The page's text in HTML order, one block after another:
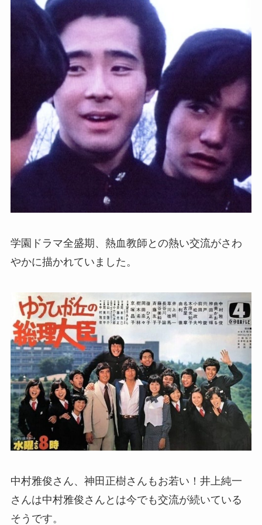
学園ドラマ全盛期、熱血教師との熱い交流がさわ
やかに描かれていました。
中村雅俊さん、神田正樹さんもお若い！井上純一
さんは中村雅俊さんとは今でも交流が続いている
そうです。